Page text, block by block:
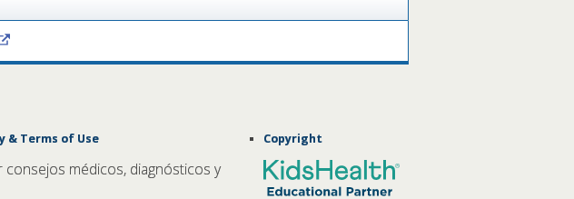
& Terms of Use Copyright
consejos médicos, diagnósticos y